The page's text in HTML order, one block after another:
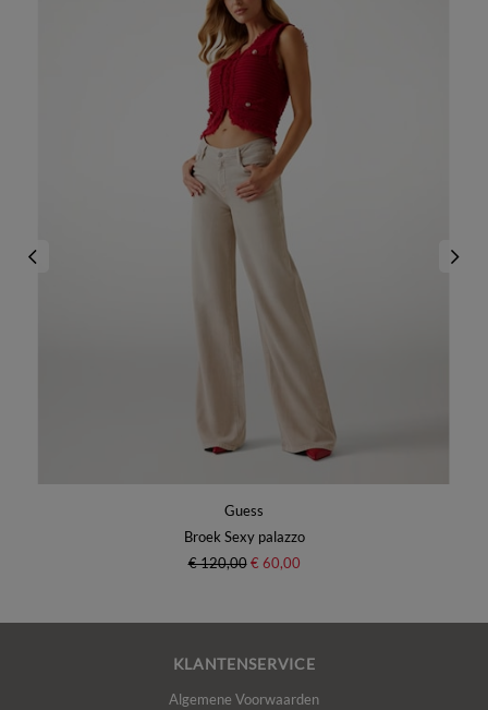
Guess
Broek Sexy palazzo
€ 120,00 € 60,00
KLANTENSERVICE
Algemene Voorwaarden